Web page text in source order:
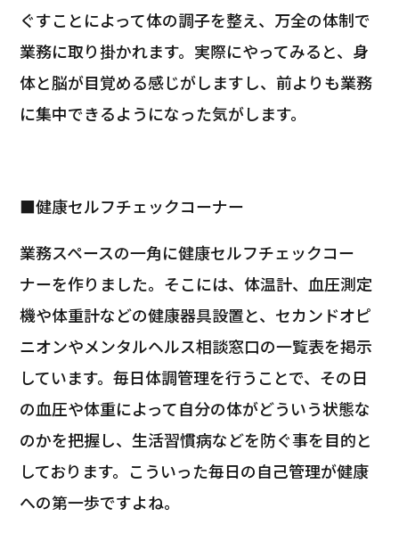
ぐすことによって体の調子を整え、万全の体制で
業務に取り掛かれます。実際にやってみると、身
体と脳が目覚める感じがしますし、前よりも業務
に集中できるようになった気がします。
■健康セルフチェックコーナー
業務スペースの一角に健康セルフチェックコー
ナーを作りました。そこには、体温計、血圧測定
機や体重計などの健康器具設置と、セカンドオピ
ニオンやメンタルヘルス相談窓口の一覧表を掲示
しています。毎日体調管理を行うことで、その日
の血圧や体重によって自分の体がどういう状態な
のかを把握し、生活習慣病などを防ぐ事を目的と
しております。こういった毎日の自己管理が健康
への第一歩ですよね。